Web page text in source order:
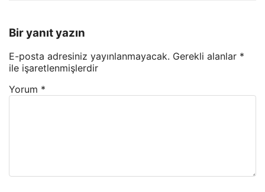
Bir yanıt yazın
E-posta adresiniz yayınlanmayacak. Gerekli alanlar *
ile işaretlenmişlerdir
Yorum *